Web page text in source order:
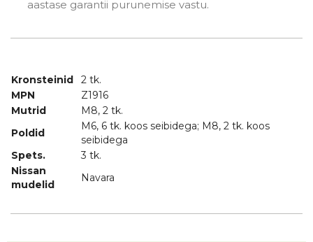
aastase garantii purunemise vastu.
Kronsteinid
2 tk.
MPN
Z1916
Mutrid
M8, 2 tk.
Poldid
M6, 6 tk. koos seibidega; M8, 2 tk. koos
seibidega
Spets.
3 tk.
Nissan
mudelid
Navara